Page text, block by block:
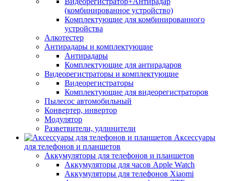
(комбинированное устройство)
Комплектующие для комбинированного
устройства
Алкотестер
Антирадары и комплектующие
Антирадары
Комплектующие для антирадаров
Видеорегистраторы и комплектующие
Видеорегистраторы
Комплектующие для видеорегистраторов
Пылесос автомобильный
Конвертер, инвертор
Модулятор
Разветвители, удлинители
Аксессуары
для телефонов и планшетов
Аккумуляторы для телефонов и планшетов
Аккумуляторы для часов Apple Watch
Аккумуляторы для телефонов Xiaomi